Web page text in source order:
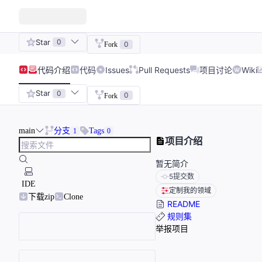
Star 0 Fork 0
代码介绍 代码 Issues Pull Requests 项目讨论 Wiki
Star 0 Fork 0
main 分支 1 Tags 0
IDE
下载zip
Clone
项目介绍
暂无简介
5提交数
定制我的领域
README
规则集
举报项目